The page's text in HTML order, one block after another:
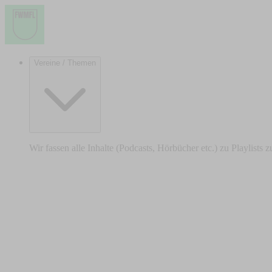
Vereine / Themen
Wir fassen alle Inhalte (Podcasts, Hörbücher etc.) zu Playlists